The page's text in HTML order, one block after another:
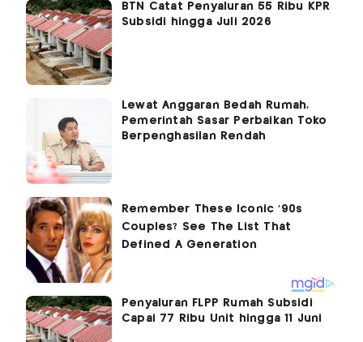
BTN Catat Penyaluran 55 Ribu KPR
Subsidi hingga Juli 2026
Lewat Anggaran Bedah Rumah,
Pemerintah Sasar Perbaikan Toko
Berpenghasilan Rendah
Penyaluran FLPP Rumah Subsidi
Capai 77 Ribu Unit hingga 11 Juni